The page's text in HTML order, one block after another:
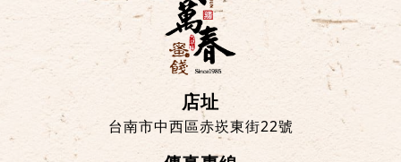
店址
台南市中西區赤崁東街22號